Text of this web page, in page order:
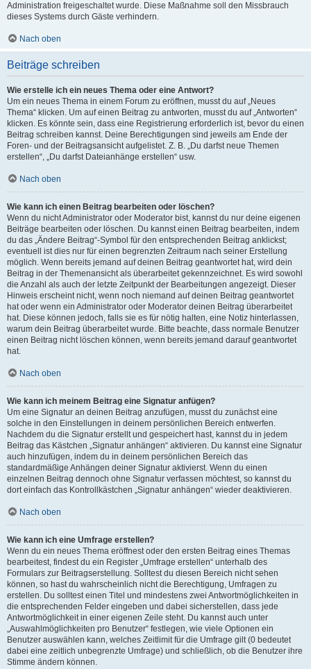
Administration freigeschaltet wurde. Diese Maßnahme soll den Missbrauch
dieses Systems durch Gäste verhindern.
Nach oben
Beiträge schreiben
Wie erstelle ich ein neues Thema oder eine Antwort?
Um ein neues Thema in einem Forum zu eröffnen, musst du auf „Neues
Thema“ klicken. Um auf einen Beitrag zu antworten, musst du auf „Antworten“
klicken. Es könnte sein, dass eine Registrierung erforderlich ist, bevor du einen
Beitrag schreiben kannst. Deine Berechtigungen sind jeweils am Ende der
Foren- und der Beitragsansicht aufgelistet. Z. B. „Du darfst neue Themen
erstellen“, „Du darfst Dateianhänge erstellen“ usw.
Nach oben
Wie kann ich einen Beitrag bearbeiten oder löschen?
Wenn du nicht Administrator oder Moderator bist, kannst du nur deine eigenen
Beiträge bearbeiten oder löschen. Du kannst einen Beitrag bearbeiten, indem
du das „Ändere Beitrag“-Symbol für den entsprechenden Beitrag anklickst;
eventuell ist dies nur für einen begrenzten Zeitraum nach seiner Erstellung
möglich. Wenn bereits jemand auf deinen Beitrag geantwortet hat, wird dein
Beitrag in der Themenansicht als überarbeitet gekennzeichnet. Es wird sowohl
die Anzahl als auch der letzte Zeitpunkt der Bearbeitungen angezeigt. Dieser
Hinweis erscheint nicht, wenn noch niemand auf deinen Beitrag geantwortet
hat oder wenn ein Administrator oder Moderator deinen Beitrag überarbeitet
hat. Diese können jedoch, falls sie es für nötig halten, eine Notiz hinterlassen,
warum dein Beitrag überarbeitet wurde. Bitte beachte, dass normale Benutzer
einen Beitrag nicht löschen können, wenn bereits jemand darauf geantwortet
hat.
Nach oben
Wie kann ich meinem Beitrag eine Signatur anfügen?
Um eine Signatur an deinen Beitrag anzufügen, musst du zunächst eine
solche in den Einstellungen in deinem persönlichen Bereich entwerfen.
Nachdem du die Signatur erstellt und gespeichert hast, kannst du in jedem
Beitrag das Kästchen „Signatur anhängen“ aktivieren. Du kannst eine Signatur
auch hinzufügen, indem du in deinem persönlichen Bereich das
standardmäßige Anhängen deiner Signatur aktivierst. Wenn du einen
einzelnen Beitrag dennoch ohne Signatur verfassen möchtest, so kannst du
dort einfach das Kontrollkästchen „Signatur anhängen“ wieder deaktivieren.
Nach oben
Wie kann ich eine Umfrage erstellen?
Wenn du ein neues Thema eröffnest oder den ersten Beitrag eines Themas
bearbeitest, findest du ein Register „Umfrage erstellen“ unterhalb des
Formulars zur Beitragserstellung. Solltest du diesen Bereich nicht sehen
können, so hast du wahrscheinlich nicht die Berechtigung, Umfragen zu
erstellen. Du solltest einen Titel und mindestens zwei Antwortmöglichkeiten in
die entsprechenden Felder eingeben und dabei sicherstellen, dass jede
Antwortmöglichkeit in einer eigenen Zeile steht. Du kannst auch unter
„Auswahlmöglichkeiten pro Benutzer“ festlegen, wie viele Optionen ein
Benutzer auswählen kann, welches Zeitlimit für die Umfrage gilt (0 bedeutet
dabei eine zeitlich unbegrenzte Umfrage) und schließlich, ob die Benutzer ihre
Stimme ändern können.